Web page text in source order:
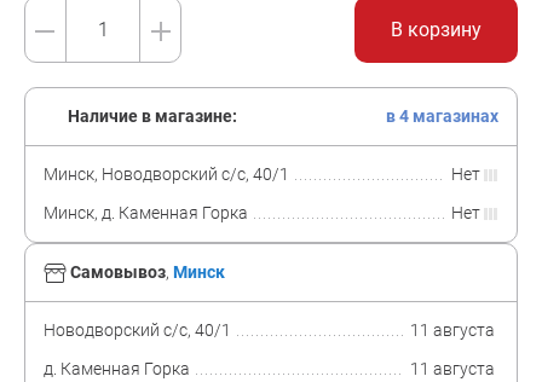
В корзину
Самовывоз, Минск
Новодворский с/с, 40/1
11 августа
д. Каменная Горка
11 августа
Наличие в магазине: в 4 магазинах
Минск, Новодворский с/с, 40/1
Нет
Минск, д. Каменная Горка
Нет